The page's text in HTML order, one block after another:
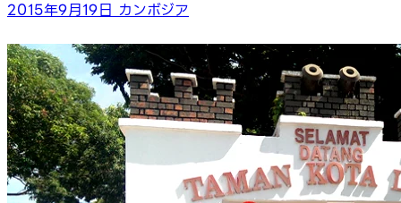
2015年9月19日 カンボジア